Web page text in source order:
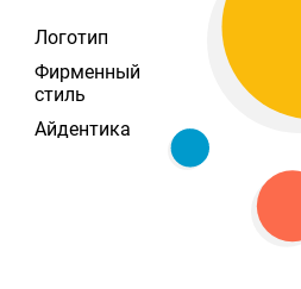
Логотип
Фирменный
стиль
Айдентика